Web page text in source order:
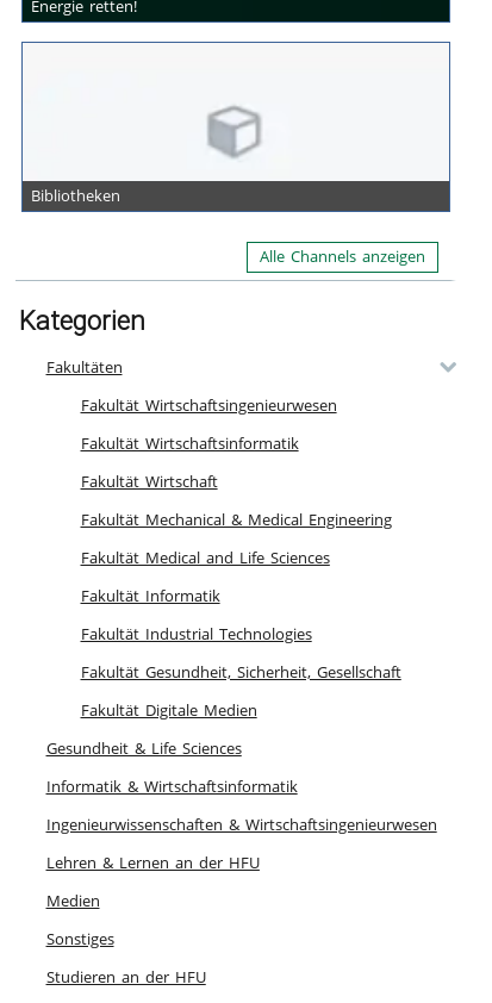
Energie retten!
Bibliotheken
Alle Channels anzeigen
Kategorien
Fakultäten
Fakultät Wirtschaftsingenieurwesen
Fakultät Wirtschaftsinformatik
Fakultät Wirtschaft
Fakultät Mechanical & Medical Engineering
Fakultät Medical and Life Sciences
Fakultät Informatik
Fakultät Industrial Technologies
Fakultät Gesundheit, Sicherheit, Gesellschaft
Fakultät Digitale Medien
Gesundheit & Life Sciences
Informatik & Wirtschaftsinformatik
Ingenieurwissenschaften & Wirtschaftsingenieurwesen
Lehren & Lernen an der HFU
Medien
Sonstiges
Studieren an der HFU